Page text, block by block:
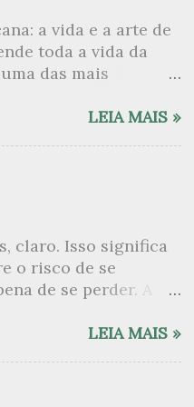
lido este evangelho
beleza. Na primeira
a vida e a arte de
toda a vida da
das mais
1950 e 1960. Sylvia
Estados Unidos, foi
anos de 1950
deram composição
de
LEIA MAIS »
claro. Isso significa
o risco de se
de se perder. A
narrativas. Joyce é
porque os
LEIA MAIS »